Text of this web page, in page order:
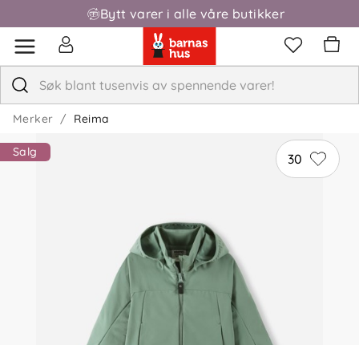
Bytt varer i alle våre butikker
Merker Reima
30
Salg